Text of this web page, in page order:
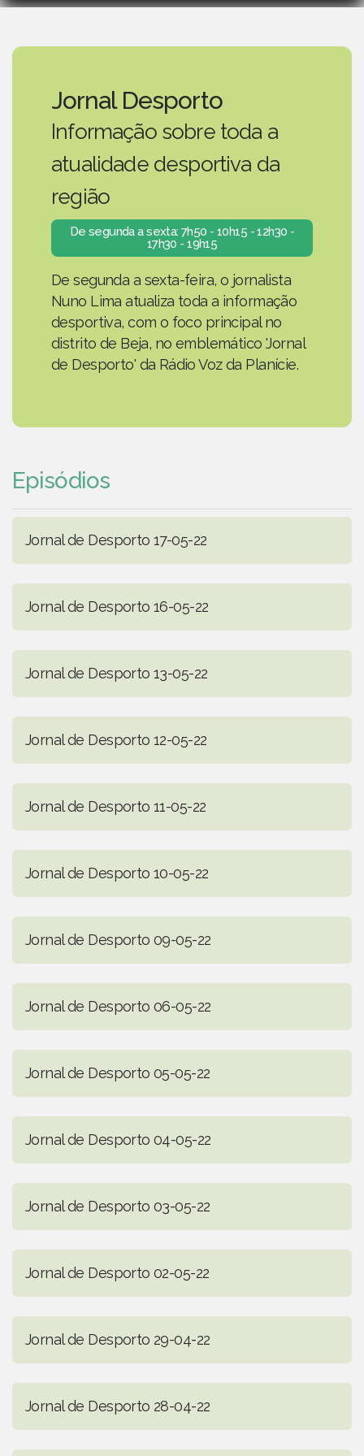
Jornal Desporto
Informação sobre toda a
atualidade desportiva da
região
De segunda a sexta: 7h50 - 10h15 - 12h30 -
17h30 - 19h15
De segunda a sexta-feira, o jornalista
Nuno Lima atualiza toda a informação
desportiva, com o foco principal no
distrito de Beja, no emblemático 'Jornal
de Desporto' da Rádio Voz da Planície.
Episódios
Jornal de Desporto 17-05-22
Jornal de Desporto 16-05-22
Jornal de Desporto 13-05-22
Jornal de Desporto 12-05-22
Jornal de Desporto 11-05-22
Jornal de Desporto 10-05-22
Jornal de Desporto 09-05-22
Jornal de Desporto 06-05-22
Jornal de Desporto 05-05-22
Jornal de Desporto 04-05-22
Jornal de Desporto 03-05-22
Jornal de Desporto 02-05-22
Jornal de Desporto 29-04-22
Jornal de Desporto 28-04-22